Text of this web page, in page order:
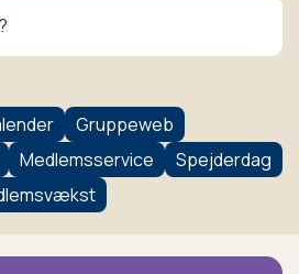
Gruppeweb
Medlemsservice
Spejderdag